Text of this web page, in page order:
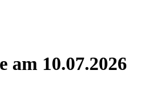
am 10.07.2026